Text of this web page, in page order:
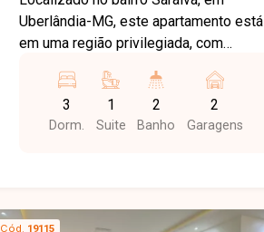
Uberlândia-MG, este apartamento está
em uma região privilegiada, com
a supermercados, escolas, hospitais,
universidades, comércios e diversos
serviços. O bairro é uma excelente
de área privativa, distribuídos em sala
3
Dorm.
1
Suite
2
Banho
2
Garagens
Cód. 19115